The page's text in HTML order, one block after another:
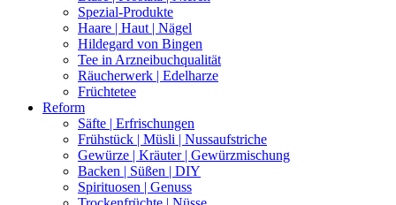
Spezial-Produkte
Haare | Haut | Nägel
Hildegard von Bingen
Tee in Arzneibuchqualität
Räucherwerk | Edelharze
Früchtetee
Reform
Säfte | Erfrischungen
Frühstück | Müsli | Nussaufstriche
Gewürze | Kräuter | Gewürzmischung
Backen | Süßen | DIY
Spirituosen | Genuss